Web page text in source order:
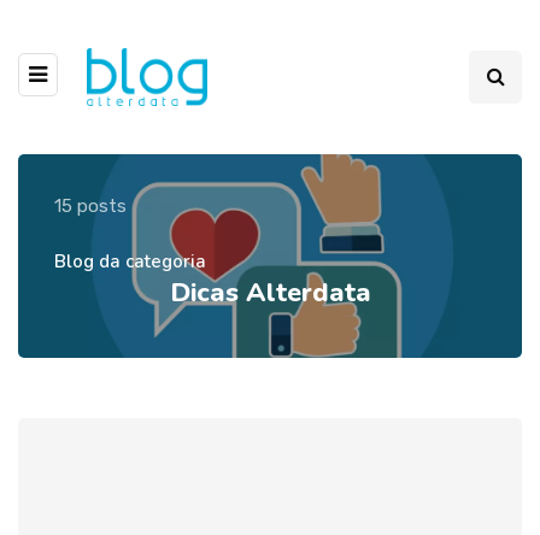
15 posts
Blog da categoria
Dicas Alterdata